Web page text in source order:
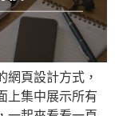
頁設計方式，
上集中展示所有